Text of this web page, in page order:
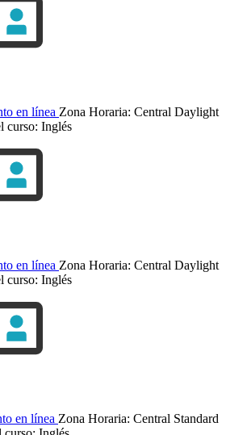
en línea Zona Horaria: Central Daylight
curso: Inglés
en línea Zona Horaria: Central Daylight
curso: Inglés
en línea Zona Horaria: Central Standard